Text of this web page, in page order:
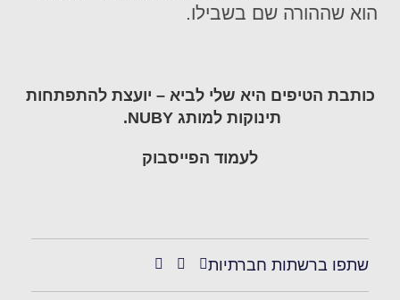
הוא שההורה שם בשבילו.
כותבת הטיפים היא שלי לביא – יועצת להתפתחות
תינוקות למותג NUBY.
לעמוד הפייסבוק
שתפו ברשתות חברתיות